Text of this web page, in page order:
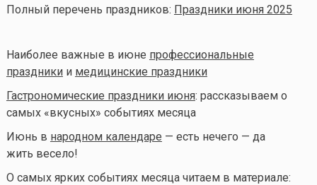
Полный перечень праздников: Праздники июня 2025
Наиболее важные в июне профессиональные
праздникии медицинские праздники
Гастрономические праздники июня: рассказываем о
самых «вкусных» событиях месяца
Июнь в народном календаре — есть нечего — да
жить весело!
О самых ярких событиях месяца читаем в материале: